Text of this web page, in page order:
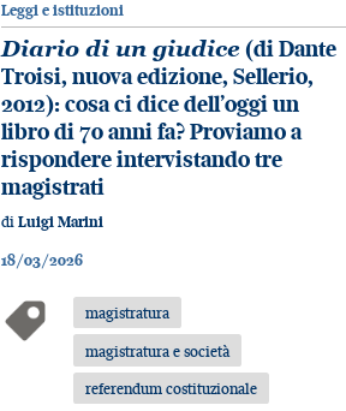
Leggi e istituzioni
Diario di un giudice (di Dante
Troisi, nuova edizione, Sellerio,
2012): cosa ci dice dell’oggi un
libro di 70 anni fa? Proviamo a
rispondere intervistando tre
magistrati
di Luigi Marini
18/03/2026
magistratura
magistratura e società
referendum costituzionale